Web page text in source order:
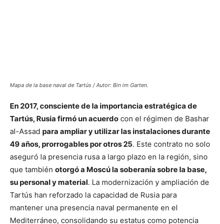
Mapa de la base naval de Tartús / Autor: Bin im Garten.
En 2017, consciente de la importancia estratégica de
Tartús, Rusia firmó un acuerdo con el régimen de Bashar
al-Assad para ampliar y utilizar las instalaciones durante
49 años, prorrogables por otros 25. Este contrato no solo
aseguró la presencia rusa a largo plazo en la región, sino
que también otorgó a Moscú la soberanía sobre la base,
su personal y material. La modernización y ampliación de
Tartús han reforzado la capacidad de Rusia para
mantener una presencia naval permanente en el
Mediterráneo, consolidando su estatus como potencia